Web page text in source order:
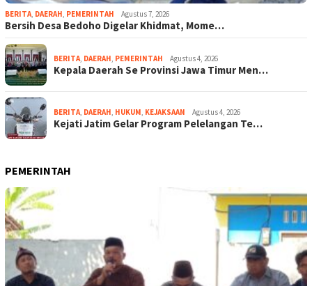
BERITA, DAERAH, PEMERINTAH Agustus 7, 2026
Bersih Desa Bedoho Digelar Khidmat, Mome…
BERITA, DAERAH, PEMERINTAH Agustus 4, 2026
Kepala Daerah Se Provinsi Jawa Timur Men…
BERITA, DAERAH, HUKUM, KEJAKSAAN Agustus 4, 2026
Kejati Jatim Gelar Program Pelelangan Te…
PEMERINTAH